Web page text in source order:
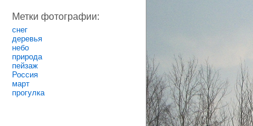
Метки фотографии:
снег
деревья
небо
природа
пейзаж
Россия
март
прогулка